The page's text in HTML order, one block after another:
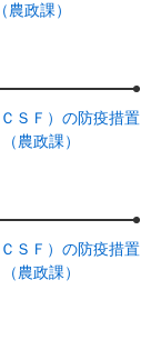
政課）
ＳＦ）の防疫措置
農政課）
ＳＦ）の防疫措置
農政課）